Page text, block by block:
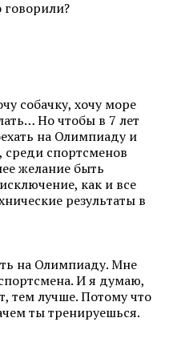
говорили?
собачку, хочу море
Но чтобы в 7 лет
на Олимпиаду и
спортсменов
желание быть
как и все
результаты в
на Олимпиаду. Мне
И я думаю,
тем лучше. Потому что
ты тренируешься.